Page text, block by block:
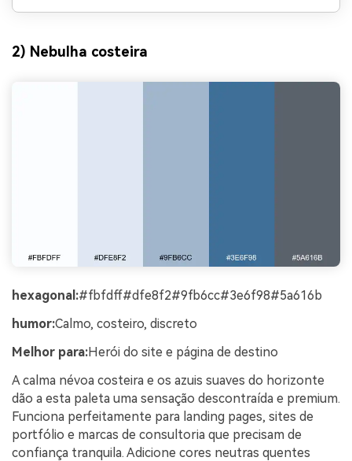
2) Nebulha costeira
hexagonal:#fbfdff#dfe8f2#9fb6cc#3e6f98#5a616b
humor:Calmo, costeiro, discreto
Melhor para:Herói do site e página de destino
A calma névoa costeira e os azuis suaves do horizonte
dão a esta paleta uma sensação descontraída e premium.
Funciona perfeitamente para landing pages, sites de
portfólio e marcas de consultoria que precisam de
confiança tranquila. Adicione cores neutras quentes